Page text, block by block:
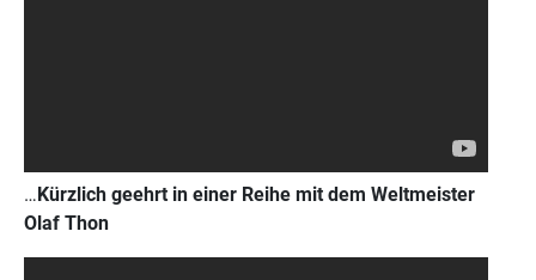
…Kürzlich geehrt in einer Reihe mit dem Weltmeister
Olaf Thon